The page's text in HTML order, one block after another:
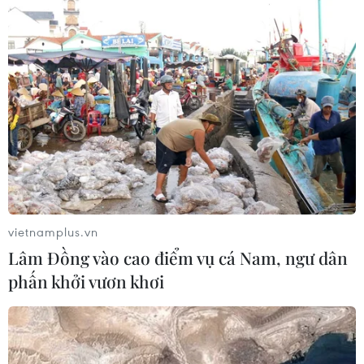
22/07/2026 03:57
Chiếu miễn phí loạt phim tài liệu dịp
79 năm Ngày Thương binh-Liệt sỹ
27/7
21/07/2026 08:55
Chiếu miễn phí nhiều
bộ phim về đề tài cách mạng
20/07/2026 23:53
"The Odyssey" thống lĩnh phòng vé
ngay tuần đầu ra mắt
20/07/2026 04:36
vietnamplus.vn
Lâm Đồng vào cao điểm vụ cá Nam, ngư dân
phấn khởi vươn khơi